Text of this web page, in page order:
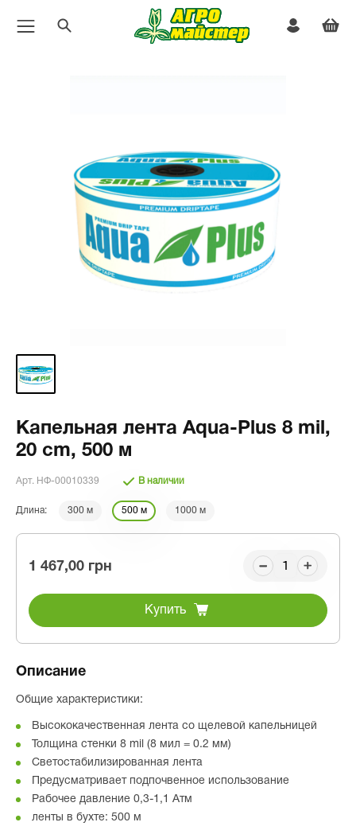
Капельная лента Aqua-Plus 8 mil,
20 cm, 500 м
Арт. НФ-00010339 В наличии
Длина: 300 м 500 м 1000 м
1 467,00 грн
Купить
Описание
Общие характеристики:
Высококачественная лента со щелевой капельницей
Толщина стенки 8 mil (8 мил = 0.2 мм)
Светостабилизированная лента
Предусматривает подпочвенное использование
Рабочее давление 0,3-1,1 Атм
ленты в бухте: 500 м